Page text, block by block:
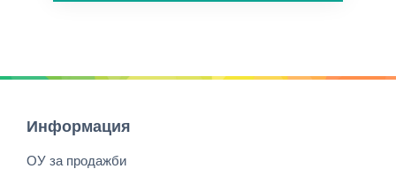
Информация
ОУ за продажби